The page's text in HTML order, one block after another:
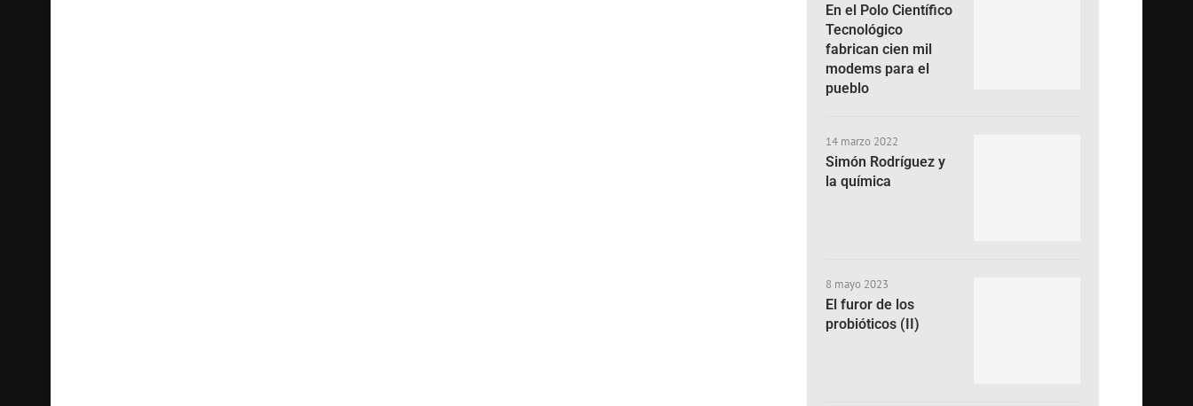
En el Polo Científico
Tecnológico
fabrican cien mil
modems para el
pueblo
14 marzo 2022
Simón Rodríguez y
la química
8 mayo 2023
El furor de los
probióticos (II)